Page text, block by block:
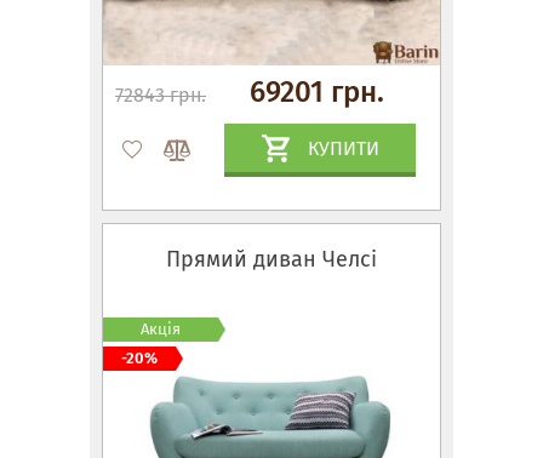
72843 грн. 69201 грн.
КУПИТИ
Прямий диван Челсі
Акція
-20%